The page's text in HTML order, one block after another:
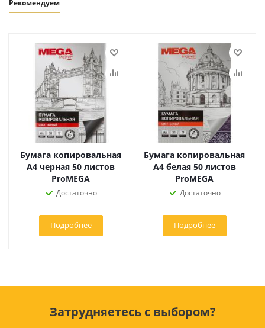
Рекомендуем
Бумага копировальная
А4 черная 50 листов
ProMEGA
Достаточно
Подробнее
Бумага копировальная
А4 белая 50 листов
ProMEGA
Достаточно
Подробнее
Затрудняетесь с выбором?